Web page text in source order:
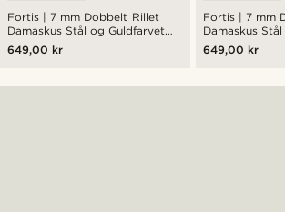
Fortis | 7 mm Dobbelt Rillet
Damaskus Stål og Guldfarvet
Titanium Ring
649,00 kr
Fortis | 7 mm
Damaskus
Ring
649,00 kr